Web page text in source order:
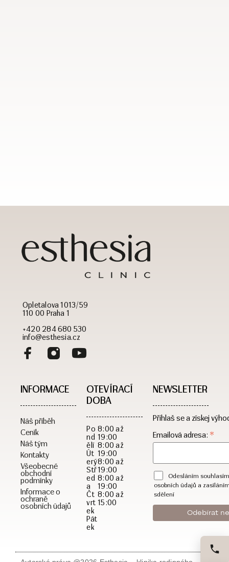
Opletalova 1013/59
110 00 Praha 1
+420 284 680 530
info@esthesia.cz
INFORMACE
Náš příběh
Ceník
Náš tým
Kontakty
Všeobecné
obchodní
podmínky
Informace o
ochraně
osobních údajů
OTEVÍRACÍ
DOBA​
Po
nd
ělí
Út
erý
Stř
ed
a
Čt
vrt
ek
Pát
ek
8:00 až
19:00
8:00 až
19:00
8:00 až
19:00
8:00 až
19:00
8:00 až
15:00
NEWSLETTER
Přihlaš se a získej
Emailová adresa: *
Odesláním
osobních údajů a
sdělení